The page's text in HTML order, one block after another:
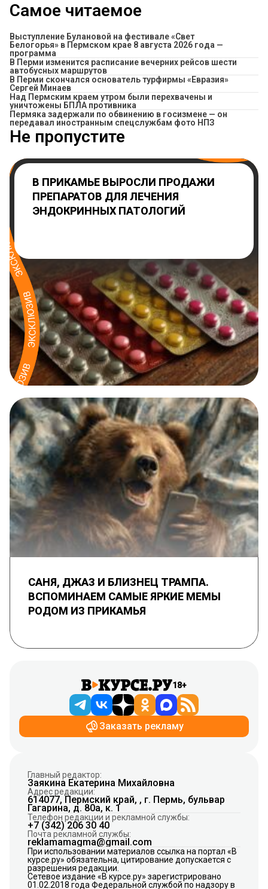
Самое читаемое
Выступление Булановой на фестивале «Свет
Белогорья» в Пермском крае 8 августа 2026 года —
программа
​В Перми изменится расписание вечерних рейсов шести
автобусных маршрутов
В Перми скончался основатель турфирмы «Евразия»
Сергей Минаев
Над Пермским краем утром были перехвачены и
уничтожены БПЛА противника
Пермяка задержали по обвинению в госизмене — он
передавал иностранным спецслужбам фото НПЗ
Не пропустите
В ПРИКАМЬЕ ВЫРОСЛИ ПРОДАЖИ
ПРЕПАРАТОВ ДЛЯ ЛЕЧЕНИЯ
ЭНДОКРИННЫХ ПАТОЛОГИЙ
САНЯ, ДЖАЗ И БЛИЗНЕЦ ТРАМПА.
ВСПОМИНАЕМ САМЫЕ ЯРКИЕ МЕМЫ
РОДОМ ИЗ ПРИКАМЬЯ
18+
Заказать рекламу
Главный редактор:
Заякина Екатерина Михайловна
Адрес редакции:
614077, Пермский край, , г. Пермь, бульвар
Гагарина, д. 80а, к. 1
Телефон редакции и рекламной службы:
+7 (342) 206 30 40
Почта рекламной службы:
reklamamagma@gmail.com
При использовании материалов ссылка на портал «В
курсе.ру» обязательна, цитирование допускается с
разрешения редакции.
Сетевое издание «В курсе.ру» зарегистрировано
01.02.2018 года Федеральной службой по надзору в